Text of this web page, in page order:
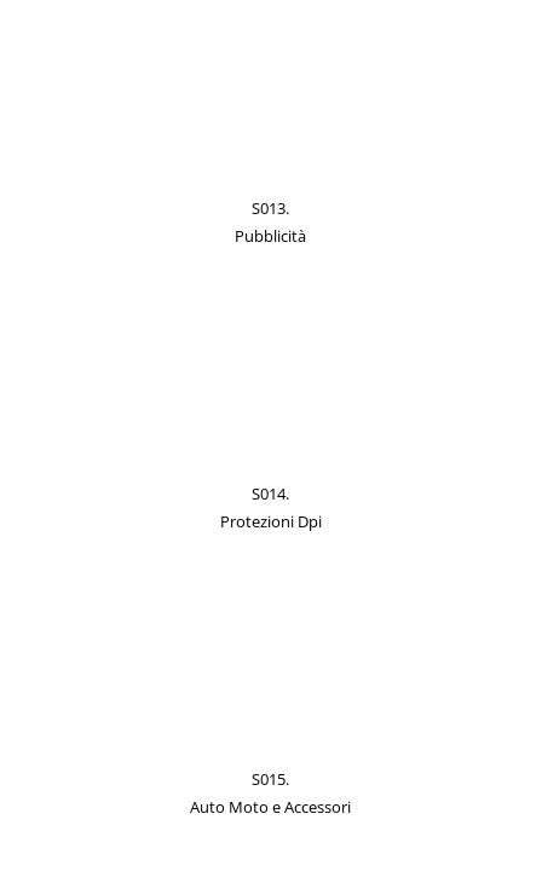
S013.
Pubblicità
S014.
Protezioni Dpi
S015.
Auto Moto e Accessori